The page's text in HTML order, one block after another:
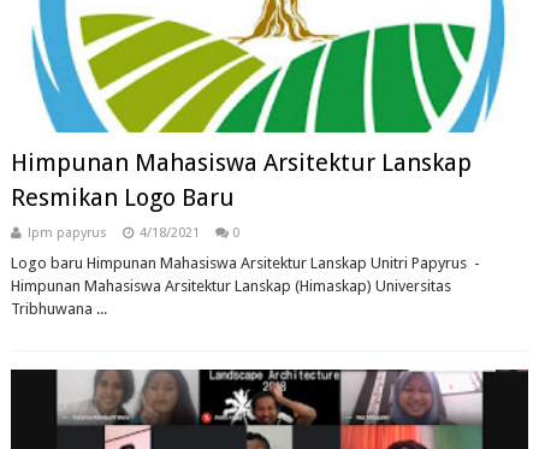
Himpunan Mahasiswa Arsitektur Lanskap
Resmikan Logo Baru
lpm papyrus 4/18/2021 0
Logo baru Himpunan Mahasiswa Arsitektur Lanskap Unitri Papyrus -
Himpunan Mahasiswa Arsitektur Lanskap (Himaskap) Universitas
Tribhuwana ...